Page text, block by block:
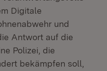
Digitale
und
Antwort auf die
Polizei, die
bekämpfen soll,